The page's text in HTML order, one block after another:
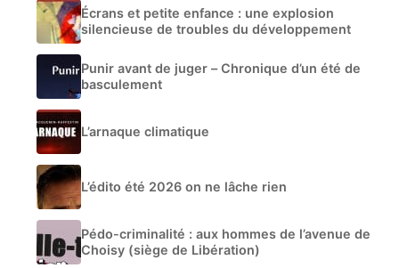
Écrans et petite enfance : une explosion
silencieuse de troubles du développement
Punir avant de juger – Chronique d’un été de
basculement
L’arnaque climatique
L’édito été 2026 on ne lâche rien
Pédo-criminalité : aux hommes de l’avenue de
Choisy (siège de Libération)